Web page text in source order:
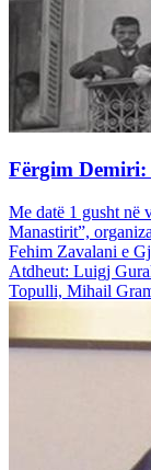
Fërgim Demiri:
Me datë 1 gusht në
Manastirit”,
Fehim Zavalani e
Atdheut: Luigj
Topulli, Mihail